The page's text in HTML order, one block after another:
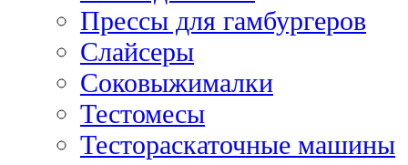
Прессы для гамбургеров
Слайсеры
Соковыжималки
Тестомесы
Тестораскаточные машины